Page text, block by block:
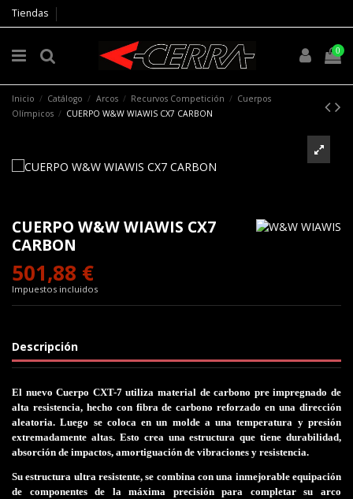
Tiendas
0
Inicio Catálogo Arcos Recurvos Competición
Cuerpos
Olímpicos
CUERPO W&W WIAWIS CX7 CARBON
CUERPO W&W WIAWIS CX7
CARBON
501,88 €
Impuestos incluidos
Descripción
El nuevo Cuerpo CXT-7 utiliza material de carbono pre impregnado de
alta resistencia, hecho con fibra de carbono reforzado en una dirección
aleatoria.Luego se coloca en un molde a una temperatura y presión
extremadamente altas. Esto crea una estructura que tiene durabilidad,
absorción de impactos, amortiguación de vibraciones y resistencia.
Su estructura ultra resistente, se combina con una inmejorable equipación
de componentes de la máxima precisión para completar su arco